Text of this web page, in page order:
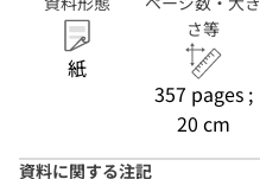
紙
さ等
357 pages ;
20 cm
資料に関する注記